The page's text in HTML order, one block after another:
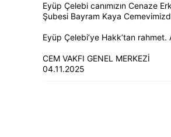
Eyüp Çelebi canımızın Cenaze
Şubesi Bayram Kaya
Eyüp Çelebi’ye Hakk’tan
CEM VAKFI GENEL MERKEZİ
04.11.2025